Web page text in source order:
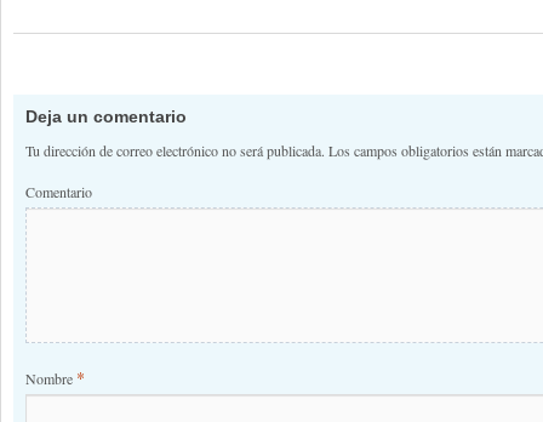
Deja un comentario
Tu dirección de correo electrónico no será publicada. Los campos obligatorios están
Comentario
Nombre *